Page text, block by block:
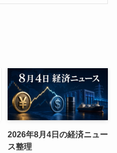
2026年8月4日の経済ニュー
ス整理